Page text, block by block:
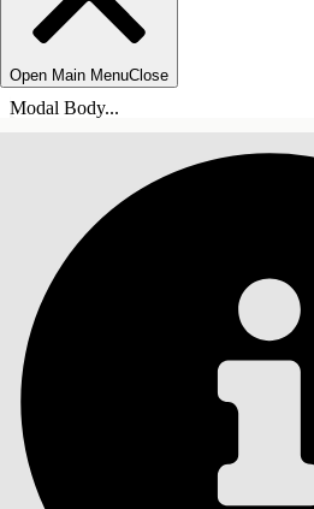
Open Main MenuClose
Modal Body...
目錄